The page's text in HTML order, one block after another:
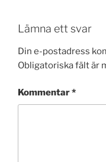
Lämna ett svar
Din e-postadress
Obligatoriska fält är
Kommentar*